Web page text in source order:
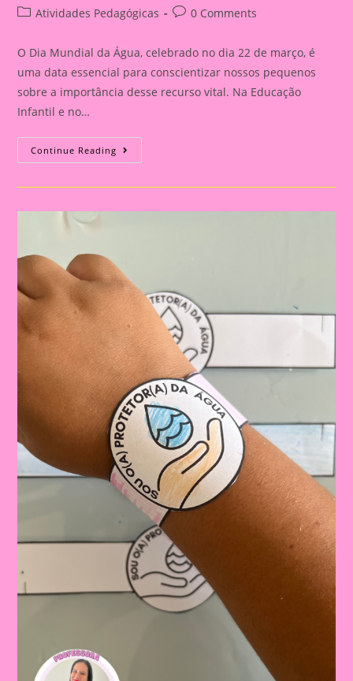
author:
published:
PostAtividades Pedagógicas
Post0 Comments
O Dia Mundial da Água, celebrado no dia 22 de março, é
uma data essencial para conscientizar nossos pequenos
sobre a importância desse recurso vital. Na Educação
Infantil e no…
Continue Reading Atividade
Dia
Importância
Da
Água
Na
Educação
Infantil
No
Ensino
Fundamental